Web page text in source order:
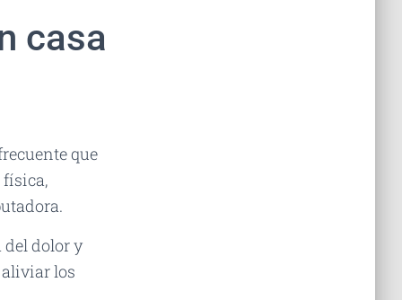
casa
que
física,
dolor y
los